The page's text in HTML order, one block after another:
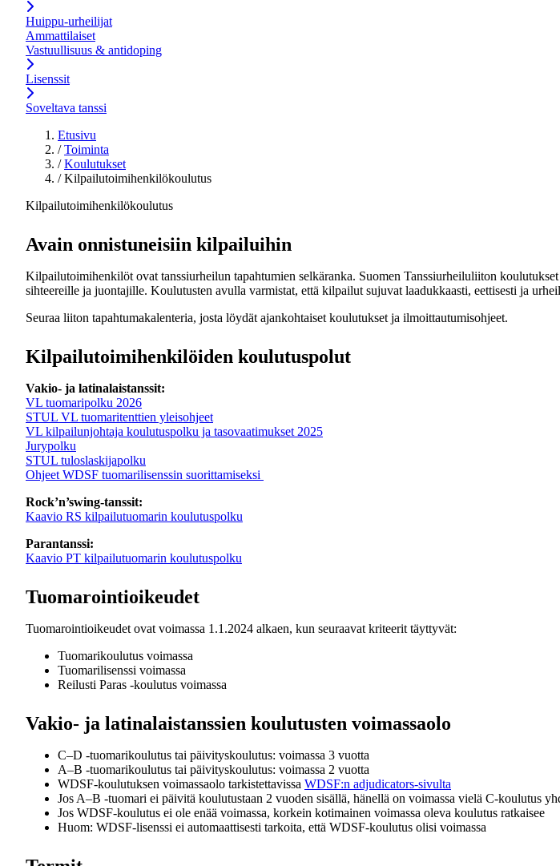
Huippu-urheilijat
Ammattilaiset
Vastuullisuus & antidoping
Lisenssit
Soveltava tanssi
Etusivu
/ Toiminta
/ Koulutukset
/ Kilpailutoimihenkilökoulutus
Kilpailutoimihenkilökoulutus
Avain onnistuneisiin kilpailuihin
Kilpailutoimihenkilöt ovat tanssiurheilun tapahtumien selkäranka. Suomen Tanssiurheiluliiton
sihteereille ja juontajille. Koulutusten avulla varmistat, että kilpailut sujuvat laadukkaasti, eettisesti ja
Seuraa liiton tapahtumakalenteria, josta löydät ajankohtaiset koulutukset ja ilmoittautumisohjeet.
Kilpailutoimihenkilöiden koulutuspolut
Vakio- ja latinalaistanssit:
VL tuomaripolku 2026
STUL VL tuomaritenttien yleisohjeet
VL kilpailunjohtaja koulutuspolku ja tasovaatimukset 2025
Jurypolku
STUL tuloslaskijapolku
Ohjeet WDSF tuomarilisenssin suorittamiseksi
Rock’n’swing-tanssit:
Kaavio RS kilpailutuomarin koulutuspolku
Parantanssi:
Kaavio PT kilpailutuomarin koulutuspolku
Tuomarointioikeudet
Tuomarointioikeudet ovat voimassa 1.1.2024 alkaen, kun seuraavat kriteerit täyttyvät:
Tuomarikoulutus voimassa
Tuomarilisenssi voimassa
Reilusti Paras -koulutus voimassa
Vakio- ja latinalaistanssien koulutusten voimassaolo
C–D -tuomarikoulutus tai päivityskoulutus: voimassa 3 vuotta
A–B -tuomarikoulutus tai päivityskoulutus: voimassa 2 vuotta
WDSF-koulutuksen voimassaolo tarkistettavissa WDSF:n adjudicators-sivulta
Jos A–B -tuomari ei päivitä koulutustaan 2 vuoden sisällä, hänellä on voimassa vielä C-koulutus
Jos WDSF-koulutus ei ole enää voimassa, korkein kotimainen voimassa oleva koulutus ratkaisee
Huom: WDSF-lisenssi ei automaattisesti tarkoita, että WDSF-koulutus olisi voimassa